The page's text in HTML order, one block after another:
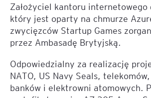
Założyciel kantoru
który jest oparty na chmurze
zwycięzców Startup Games
przez Ambasadę Brytyjską.
Odpowiedzialny za realizację
NATO, US Navy Seals,
banków i elektrowni atomowych.